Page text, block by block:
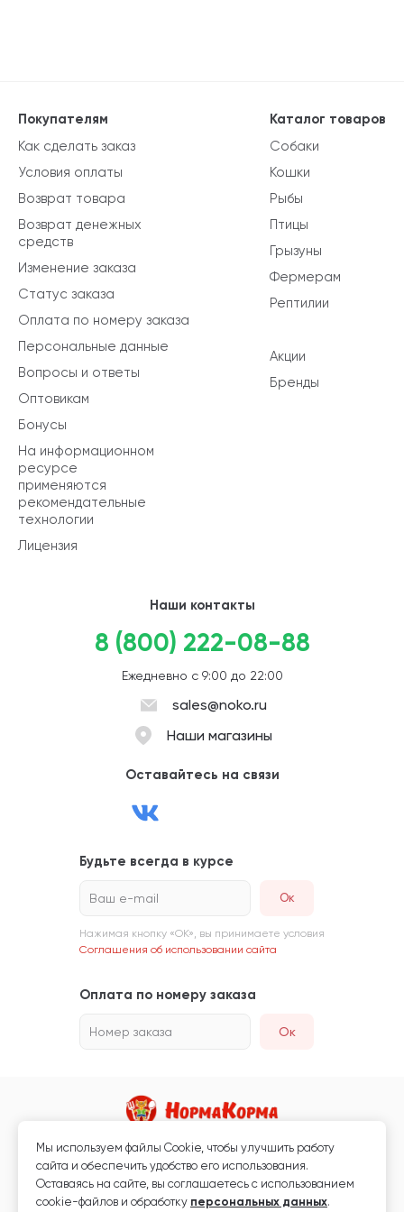
Каталог товаров
Собаки
Кошки
Рыбы
Птицы
Грызуны
Фермерам
Рептилии
Акции
Бренды
Покупателям
Как сделать заказ
Условия оплаты
Возврат товара
Возврат денежных
средств
Изменение заказа
Статус заказа
Оплата по номеру заказа
Персональные данные
Вопросы и ответы
Оптовикам
Бонусы
На информационном
ресурсе
применяются
рекомендательные
технологии
Лицензия
Наши контакты
8 (800) 222-08-88
Ежедневно с 9:00 до 22:00
sales@noko.ru
Наши магазины
Оставайтесь на связи
Будьте всегда в курсе
Ваш e-mail
Нажимая кнопку «ОК», вы принимаете условия
Соглашения об использовании сайта
Оплата по номеру заказа
Номер заказа Ок
Магазин кормов для животных и ветаптека
Любая информация, размещённая на сайте, не является публичной
офертой.
Мы используем файлы Сookie, чтобы улучшить работу
сайта и обеспечить удобство его использования.
Оставаясь на сайте, вы соглашаетесь с использованием
cookie-файлов и обработку персональных данных.